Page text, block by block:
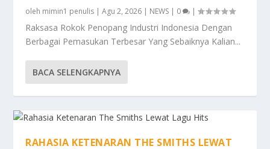
oleh mimin1 penulis |Agu 2, 2026 | NEWS | 0 |
Raksasa Rokok Penopang Industri Indonesia Dengan
Berbagai Pemasukan Terbesar Yang Sebaiknya Kalian...
BACA SELENGKAPNYA
RAHASIA KETENARAN THE SMITHS LEWAT